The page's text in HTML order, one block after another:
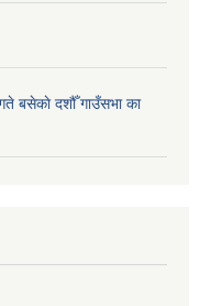
बसेकाे दशौँ गाउँसभा का